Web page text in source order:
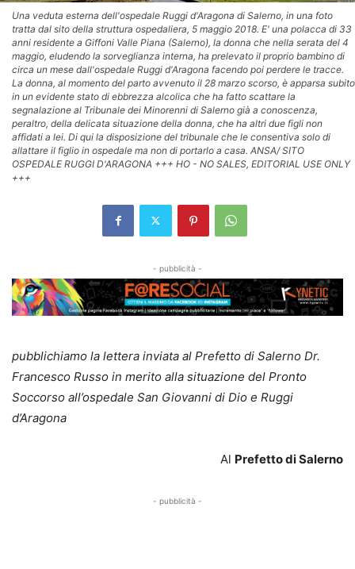
Una veduta esterna dell'ospedale Ruggi d'Aragona di Salerno, in una foto
tratta dal sito della struttura ospedaliera, 5 maggio 2018. E' una polacca di 33
anni residente a Giffoni Valle Piana (Salerno), la donna che nella serata del 4
maggio, eludendo la sorveglianza interna, ha prelevato il proprio bambino di
circa un mese dall'ospedale Ruggi d'Aragona facendo poi perdere le tracce.
La donna, al momento del parto avvenuto il 28 marzo scorso, è apparsa subito
in un evidente stato di ebbrezza alcolica che ha fatto scattare la
segnalazione al Tribunale dei Minorenni di Salerno già a conoscenza,
peraltro, della delicata situazione della donna, che ha altri due figli non
affidati a lei. Di qui la disposizione del tribunale che le consentiva solo di
allattare il figlio in ospedale ma non di portarlo a casa. ANSA/ SITO
OSPEDALE RUGGI D'ARAGONA +++ HO - NO SALES, EDITORIAL USE ONLY
+++
- pubblicità -
pubblichiamo la lettera inviata al Prefetto di Salerno Dr.
Francesco Russo in merito alla situazione del Pronto
Soccorso all’ospedale San Giovanni di Dio e Ruggi
d’Aragona
Al Prefetto di Salerno
- pubblicità -